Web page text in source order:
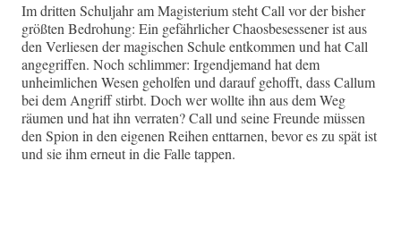
Im dritten Schuljahr am Magisterium steht Call vor der bisher
größten Bedrohung: Ein gefährlicher Chaosbesessener ist aus
den Verliesen der magischen Schule entkommen und hat Call
angegriffen. Noch schlimmer: Irgendjemand hat dem
unheimlichen Wesen geholfen und darauf gehofft, dass Callum
bei dem Angriff stirbt. Doch wer wollte ihn aus dem Weg
räumen und hat ihn verraten? Call und seine Freunde müssen
den Spion in den eigenen Reihen enttarnen, bevor es zu spät ist
und sie ihm erneut in die Falle tappen.